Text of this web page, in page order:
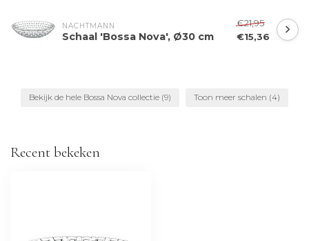
NACHTMANN
Schaal 'Bossa Nova', Ø30 cm
€21,95
€15,36
Bekijk de hele Bossa Nova collectie (9) Toon meer schalen (4)
Recent bekeken